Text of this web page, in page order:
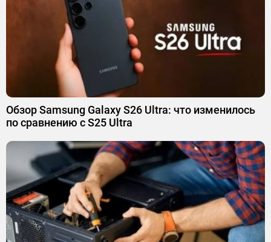
Обзор Samsung Galaxy S26 Ultra: что изменилось
по сравнению с S25 Ultra